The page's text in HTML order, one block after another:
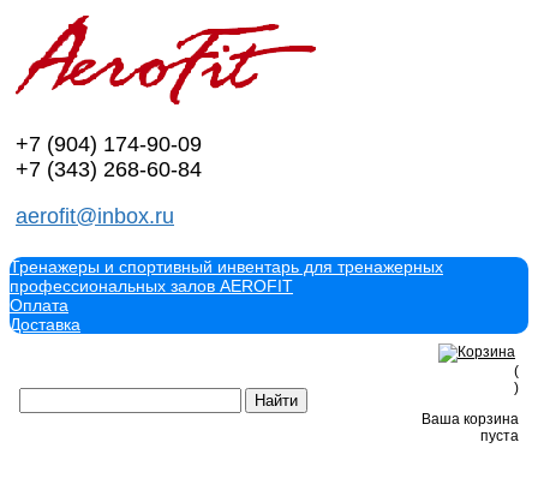
+7 (904) 174-90-09
+7 (343) 268-60-84
aerofit@inbox.ru
Тренажеры и спортивный инвентарь для тренажерных
профессиональных залов AEROFIT
Оплата
Доставка
(
)
Ваша корзина
пуста